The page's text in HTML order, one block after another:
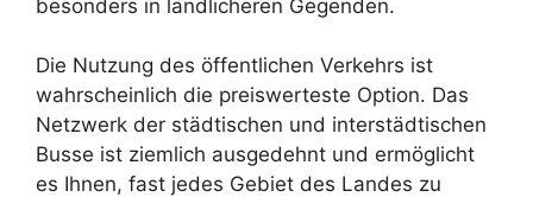
besonders in ländlicheren Gegenden.
Die Nutzung des öffentlichen Verkehrs ist
wahrscheinlich die preiswerteste Option. Das
Netzwerk der städtischen und interstädtischen
Busse ist ziemlich ausgedehnt und ermöglicht
es Ihnen, fast jedes Gebiet des Landes zu